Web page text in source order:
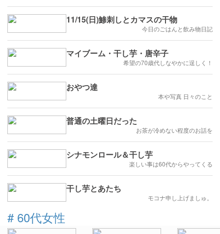
11/15(日)鯵刺しとカマスの干物
今日のごはんと飲み物日記
マイブーム・干し芋・唐辛子
希望の70歳代しなやかに逞しく！
おやつ達
本や写真 日々のこと
普通の土曜日だった
お茶が冷めない程度のお話を
シナモンロール＆干し芋
楽しい事は60代からやってくる
干し芋とあたち
モコナ申し上げましゅ。
# 60代女性